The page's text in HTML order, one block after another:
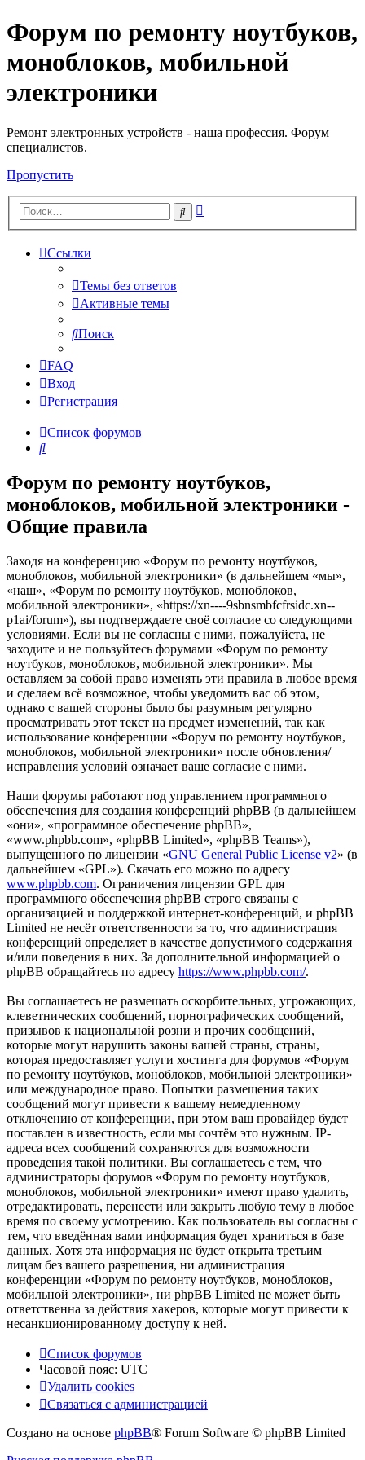
Регистрация
Форум по ремонту ноутбуков,
моноблоков, мобильной
электроники
Ремонт электронных устройств - наша профессия. Форум
специалистов.
Пропустить
Поиск
Ссылки
Темы без ответов
Активные темы
Поиск
FAQ
Вход
Регистрация
Список форумов
Поиск
Форум по ремонту ноутбуков,
моноблоков, мобильной электроники -
Общие правила
Заходя на конференцию «Форум по ремонту ноутбуков,
моноблоков, мобильной электроники» (в дальнейшем «мы»,
«наш», «Форум по ремонту ноутбуков, моноблоков,
мобильной электроники», «https://xn----9sbnsmbfcfrsidc.xn--
p1ai/forum»), вы подтверждаете своё согласие со следующими
условиями. Если вы не согласны с ними, пожалуйста, не
заходите и не пользуйтесь форумами «Форум по ремонту
ноутбуков, моноблоков, мобильной электроники». Мы
оставляем за собой право изменять эти правила в любое время
и сделаем всё возможное, чтобы уведомить вас об этом,
однако с вашей стороны было бы разумным регулярно
просматривать этот текст на предмет изменений, так как
использование конференции «Форум по ремонту ноутбуков,
моноблоков, мобильной электроники» после обновления/
исправления условий означает ваше согласие с ними.
Наши форумы работают под управлением программного
обеспечения для создания конференций phpBB (в дальнейшем
«они», «программное обеспечение phpBB»,
«www.phpbb.com», «phpBB Limited», «phpBB Teams»),
выпущенного по лицензии «GNU General Public License v2» (в
дальнейшем «GPL»). Скачать его можно по адресу
www.phpbb.com. Ограничения лицензии GPL для
программного обеспечения phpBB строго связаны с
организацией и поддержкой интернет-конференций, и phpBB
Limited не несёт ответственности за то, что администрация
конференций определяет в качестве допустимого содержания
и/или поведения в них. За дополнительной информацией о
phpBB обращайтесь по адресу https://www.phpbb.com/.
Вы соглашаетесь не размещать оскорбительных, угрожающих,
клеветнических сообщений, порнографических сообщений,
призывов к национальной розни и прочих сообщений,
которые могут нарушить законы вашей страны, страны,
которая предоставляет услуги хостинга для форумов «Форум
по ремонту ноутбуков, моноблоков, мобильной электроники»
или международное право. Попытки размещения таких
сообщений могут привести к вашему немедленному
отключению от конференции, при этом ваш провайдер будет
поставлен в известность, если мы сочтём это нужным. IP-
адреса всех сообщений сохраняются для возможности
проведения такой политики. Вы соглашаетесь с тем, что
администраторы форумов «Форум по ремонту ноутбуков,
моноблоков, мобильной электроники» имеют право удалить,
отредактировать, перенести или закрыть любую тему в любое
время по своему усмотрению. Как пользователь вы согласны с
тем, что введённая вами информация будет храниться в базе
данных. Хотя эта информация не будет открыта третьим
лицам без вашего разрешения, ни администрация
конференции «Форум по ремонту ноутбуков, моноблоков,
мобильной электроники», ни phpBB Limited не может быть
ответственна за действия хакеров, которые могут привести к
несанкционированному доступу к ней.
Список форумов
Часовой пояс: UTC
Удалить cookies
Связаться
администрацией
Связаться с администрацией
Создано на основе phpBB® Forum Software © phpBB Limited